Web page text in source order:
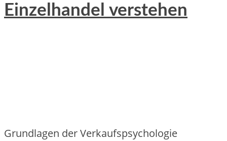
Einzelhandel verstehen
Grundlagen der Verkaufspsychologie